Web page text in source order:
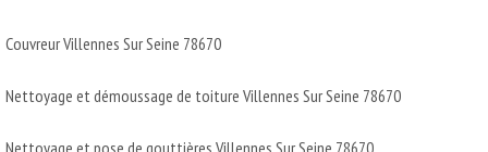
Couvreur Villennes Sur Seine 78670
Nettoyage et démoussage de toiture Villennes Sur Seine 78670
Nettoyage et pose de gouttières Villennes Sur Seine 78670